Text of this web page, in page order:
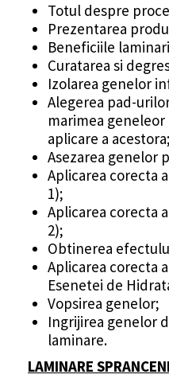
Totul despre
Prezentarea
Beneficiile
Curatarea si
Izolarea genelor
Alegerea pad-
marimea
aplicare a acestora;
Asezarea genelor
Aplicarea corecta
1);
Aplicarea corecta
2);
Obtinerea
Aplicarea corecta
Esenetei de
Vopsirea genelor;
Ingrijirea genelor
laminare.
LAMINARE